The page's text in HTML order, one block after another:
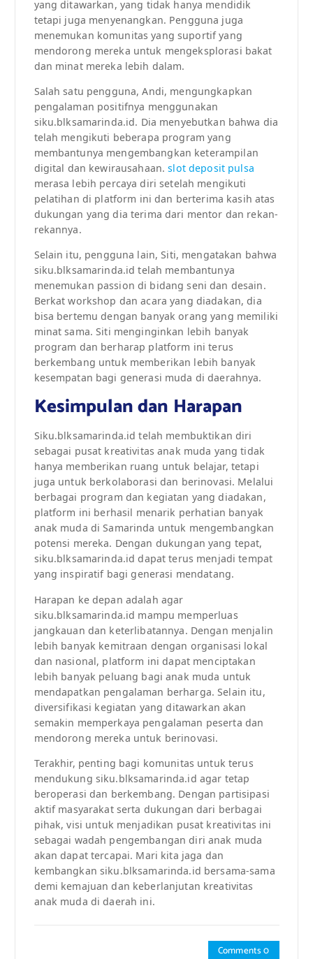
yang ditawarkan, yang tidak hanya mendidik
tetapi juga menyenangkan. Pengguna juga
menemukan komunitas yang suportif yang
mendorong mereka untuk mengeksplorasi bakat
dan minat mereka lebih dalam.
Salah satu pengguna, Andi, mengungkapkan
pengalaman positifnya menggunakan
siku.blksamarinda.id. Dia menyebutkan bahwa dia
telah mengikuti beberapa program yang
membantunya mengembangkan keterampilan
digital dan kewirausahaan.slot deposit pulsa
merasa lebih percaya diri setelah mengikuti
pelatihan di platform ini dan berterima kasih atas
dukungan yang dia terima dari mentor dan rekan-
rekannya.
Selain itu, pengguna lain, Siti, mengatakan bahwa
siku.blksamarinda.id telah membantunya
menemukan passion di bidang seni dan desain.
Berkat workshop dan acara yang diadakan, dia
bisa bertemu dengan banyak orang yang memiliki
minat sama. Siti menginginkan lebih banyak
program dan berharap platform ini terus
berkembang untuk memberikan lebih banyak
kesempatan bagi generasi muda di daerahnya.
Kesimpulan dan Harapan
Siku.blksamarinda.id telah membuktikan diri
sebagai pusat kreativitas anak muda yang tidak
hanya memberikan ruang untuk belajar, tetapi
juga untuk berkolaborasi dan berinovasi. Melalui
berbagai program dan kegiatan yang diadakan,
platform ini berhasil menarik perhatian banyak
anak muda di Samarinda untuk mengembangkan
potensi mereka. Dengan dukungan yang tepat,
siku.blksamarinda.id dapat terus menjadi tempat
yang inspiratif bagi generasi mendatang.
Harapan ke depan adalah agar
siku.blksamarinda.id mampu memperluas
jangkauan dan keterlibatannya. Dengan menjalin
lebih banyak kemitraan dengan organisasi lokal
dan nasional, platform ini dapat menciptakan
lebih banyak peluang bagi anak muda untuk
mendapatkan pengalaman berharga. Selain itu,
diversifikasi kegiatan yang ditawarkan akan
semakin memperkaya pengalaman peserta dan
mendorong mereka untuk berinovasi.
Terakhir, penting bagi komunitas untuk terus
mendukung siku.blksamarinda.id agar tetap
beroperasi dan berkembang. Dengan partisipasi
aktif masyarakat serta dukungan dari berbagai
pihak, visi untuk menjadikan pusat kreativitas ini
sebagai wadah pengembangan diri anak muda
akan dapat tercapai. Mari kita jaga dan
kembangkan siku.blksamarinda.id bersama-sama
demi kemajuan dan keberlanjutan kreativitas
anak muda di daerah ini.
Comments 0